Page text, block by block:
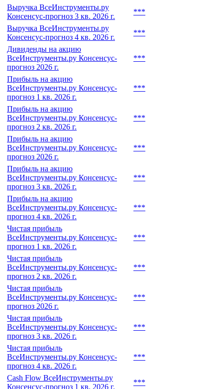
Выручка ВсеИнструменты.ру
Консенсус-прогноз 3 кв. 2026 г.
***
Выручка ВсеИнструменты.ру
Консенсус-прогноз 4 кв. 2026 г.
***
Дивиденды на акцию
ВсеИнструменты.ру Консенсус-
прогноз 2026 г.
***
Прибыль на акцию
ВсеИнструменты.ру Консенсус-
прогноз 1 кв. 2026 г.
***
Прибыль на акцию
ВсеИнструменты.ру Консенсус-
прогноз 2 кв. 2026 г.
***
Прибыль на акцию
ВсеИнструменты.ру Консенсус-
прогноз 2026 г.
***
Прибыль на акцию
ВсеИнструменты.ру Консенсус-
прогноз 3 кв. 2026 г.
***
Прибыль на акцию
ВсеИнструменты.ру Консенсус-
прогноз 4 кв. 2026 г.
***
Чистая прибыль
ВсеИнструменты.ру Консенсус-
прогноз 1 кв. 2026 г.
***
Чистая прибыль
ВсеИнструменты.ру Консенсус-
прогноз 2 кв. 2026 г.
***
Чистая прибыль
ВсеИнструменты.ру Консенсус-
прогноз 2026 г.
***
Чистая прибыль
ВсеИнструменты.ру Консенсус-
прогноз 3 кв. 2026 г.
***
Чистая прибыль
ВсеИнструменты.ру Консенсус-
прогноз 4 кв. 2026 г.
***
Cash Flow ВсеИнструменты.ру
Консенсус-прогноз 1 кв. 2026 г.
***